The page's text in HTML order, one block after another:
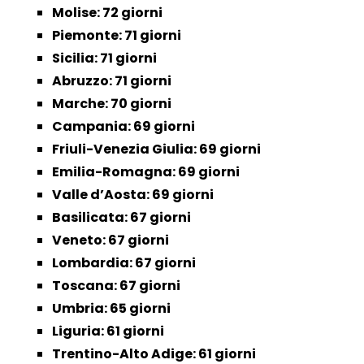
Molise: 72 giorni
Piemonte: 71 giorni
Sicilia: 71 giorni
Abruzzo: 71 giorni
Marche: 70 giorni
Campania: 69 giorni
Friuli-Venezia Giulia: 69 giorni
Emilia-Romagna: 69 giorni
Valle d’Aosta: 69 giorni
Basilicata: 67 giorni
Veneto: 67 giorni
Lombardia: 67 giorni
Toscana: 67 giorni
Umbria: 65 giorni
Liguria: 61 giorni
Trentino-Alto Adige: 61 giorni